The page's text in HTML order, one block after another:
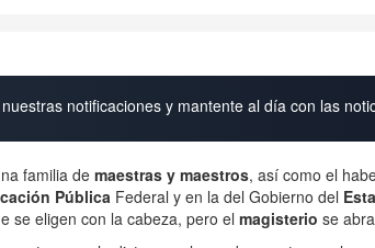
notificaciones y mantente al día con las
familia de maestras y maestros, así como el
Pública Federal y en la del Gobierno del
se eligen con la cabeza, pero el magisterio se